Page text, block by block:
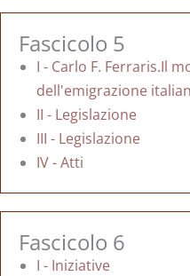
Fascicolo 5
I - Carlo F. Ferraris.Il
dell'emigrazione
II - Legislazione
III - Legislazione
IV - Atti
Fascicolo 6
I - Iniziative